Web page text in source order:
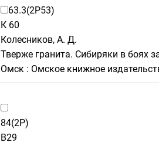
63.3(2Р53)
К 60
Колесников, А. Д.
Тверже гранита. Сибиряки в боях
Омск : Омское книжное
84(2Р)
В29